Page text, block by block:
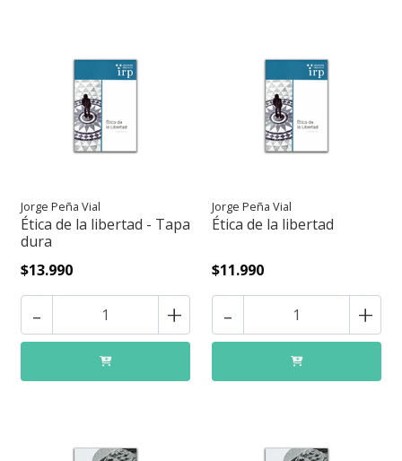
Jorge Peña Vial
Ética de la libertad - Tapa
dura
$13.990
- +
Jorge Peña Vial
Ética de la libertad
$11.990
- +